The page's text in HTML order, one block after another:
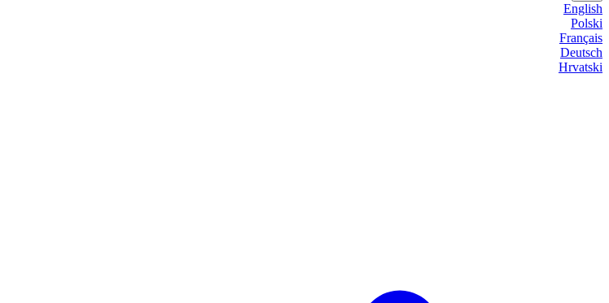
English
Polski
Français
Deutsch
Hrvatski